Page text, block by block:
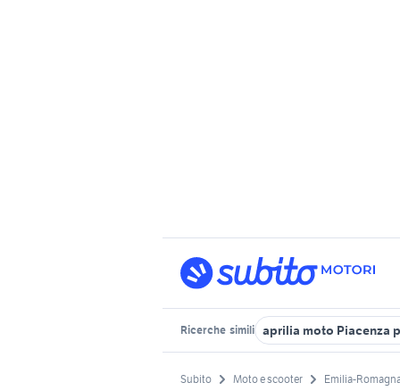
Ricerche simili aprilia moto Piacenza
Subito Moto e scooter Emilia-